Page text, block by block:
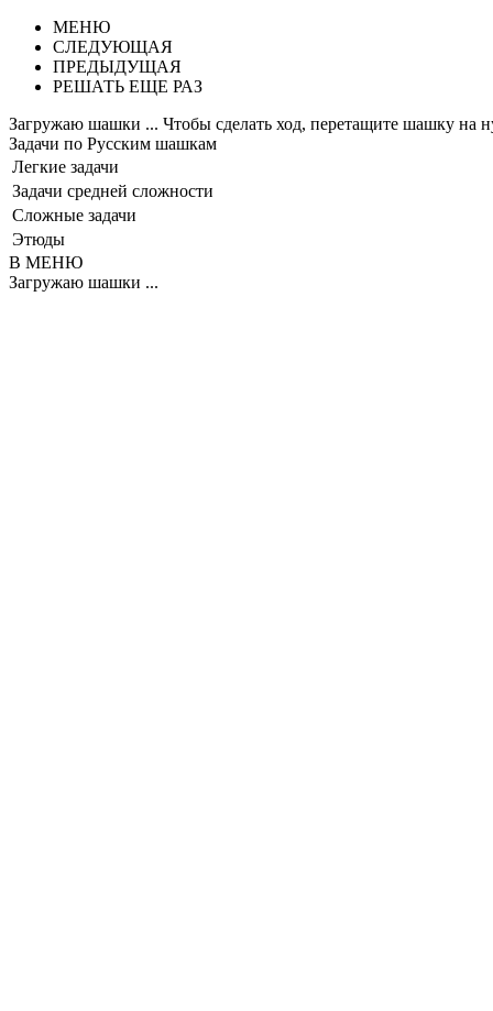
МЕНЮ
СЛЕДУЮЩАЯ
ПРЕДЫДУЩАЯ
РЕШАТЬ ЕЩЕ РАЗ
Загружаю шашки ... Чтобы сделать ход, перетащите шашку на
Задачи по Русским шашкам
Легкие задачи
Задачи средней сложности
Сложные задачи
Этюды
В МЕНЮ
Загружаю шашки ...